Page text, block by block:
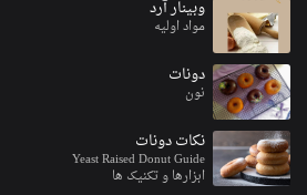
وبینار آرد
مواد اولیه
دونات
نون
نکات دونات
Yeast Raised Donut Guide
ابزارها و تکنیک ها